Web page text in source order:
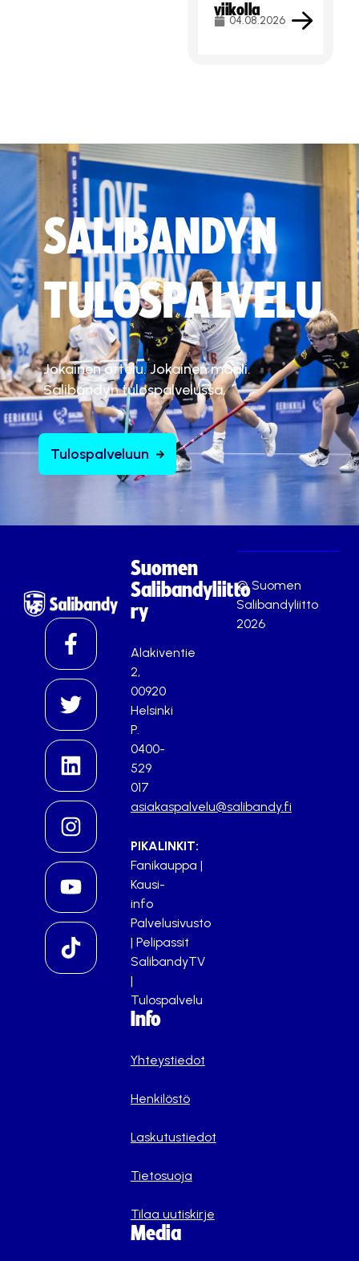
viikolla
04.08.2026
SALIBANDYN
TULOSPALVELU
Jokainen ottelu. Jokainen maali.
Salibandyn tulospalvelussa.
Tulospalveluun
Suomen
Salibandyliitto
ry
Alakiventie
2,
00920
Helsinki
P.
0400-
529
017
asiakaspalvelu@salibandy.fi
PIKALINKIT:
Fanikauppa |
Kausi-
info
Palvelusivusto
| Pelipassit
SalibandyTV
|
Tulospalvelu
Info
Yhteystiedot
Henkilöstö
Laskutustiedot
Tietosuoja
Tilaa uutiskirje
Media
© Suomen
Salibandyliitto
2026